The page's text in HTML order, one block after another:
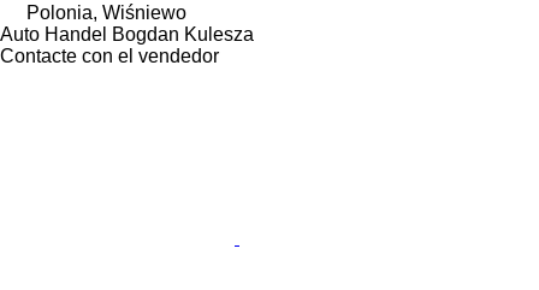
Polonia, Wiśniewo
Auto Handel Bogdan Kulesza
Contacte con el vendedor